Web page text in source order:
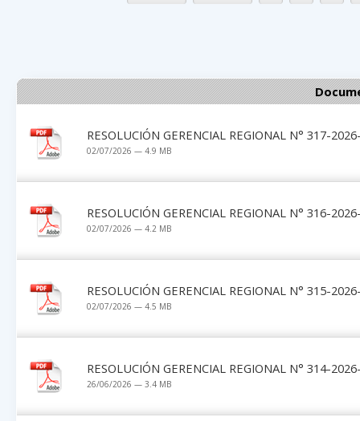
RESOLUCIÓN GERENCIAL REGIONAL N° 317-
02/07/2026 — 4.9 MB
RESOLUCIÓN GERENCIAL REGIONAL N° 316-
02/07/2026 — 4.2 MB
RESOLUCIÓN GERENCIAL REGIONAL N° 315-
02/07/2026 — 4.5 MB
RESOLUCIÓN GERENCIAL REGIONAL N° 314-
26/06/2026 — 3.4 MB